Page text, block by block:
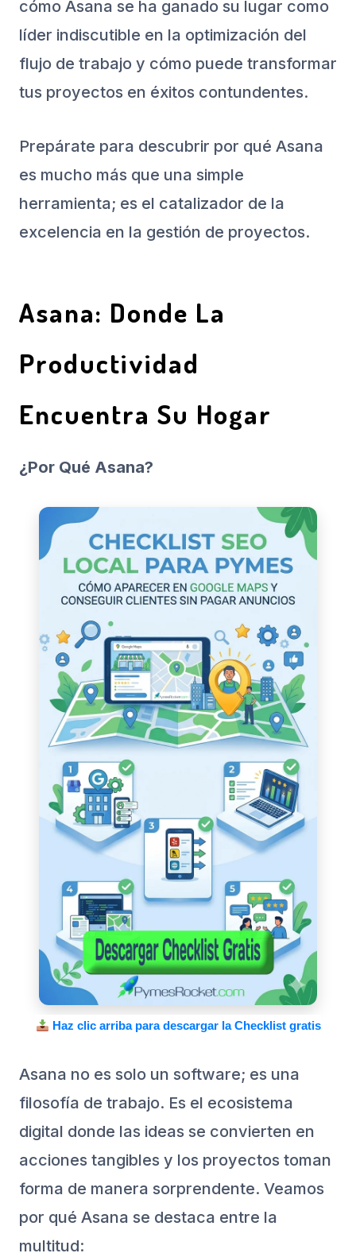
cómo Asana se ha ganado su lugar como
líder indiscutible en la optimización del
flujo de trabajo y cómo puede transformar
tus proyectos en éxitos contundentes.
Prepárate para descubrir por qué Asana
es mucho más que una simple
herramienta; es el catalizador de la
excelencia en la gestión de proyectos.
Asana: Donde La
Productividad
Encuentra Su Hogar
¿Por Qué Asana?
Haz clic arriba para descargar la Checklist gratis
Asana no es solo un software; es una
filosofía de trabajo. Es el ecosistema
digital donde las ideas se convierten en
acciones tangibles y los proyectos toman
forma de manera sorprendente. Veamos
por qué Asana se destaca entre la
multitud: